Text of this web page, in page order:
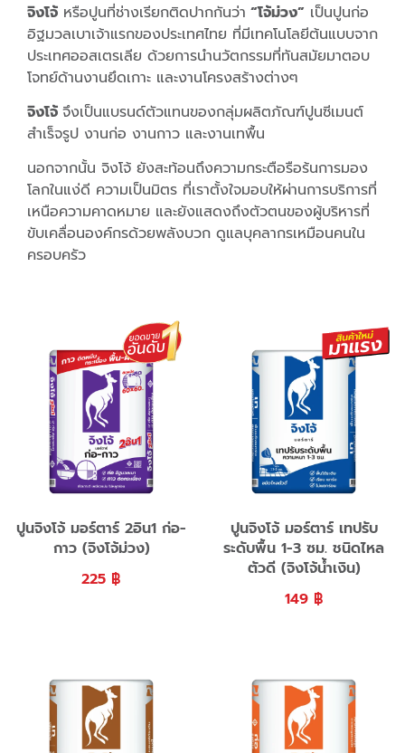
จิงโจ้ หรือปูนที่ช่างเรียกติดปากกันว่า “โจ้ม่วง” เป็นปูนก่อ
อิฐมวลเบาเจ้าแรกของประเทศไทย ที่มีเทคโนโลยีต้นแบบจาก
ประเทศออสเตรเลีย ด้วยการนำนวัตกรรมที่ทันสมัยมาตอบ
โจทย์ด้านงานยึดเกาะ และงานโครงสร้างต่างๆ
จิงโจ้ จึงเป็นแบรนด์ตัวแทนของกลุ่มผลิตภัณฑ์ปูนซีเมนต์
สำเร็จรูป งานก่อ งานกาว และงานเทพื้น
นอกจากนั้น จิงโจ้ ยังสะท้อนถึงความกระตือรือร้นการมอง
โลกในแง่ดี ความเป็นมิตร ที่เราตั้งใจมอบให้ผ่านการบริการที่
เหนือความคาดหมาย และยังแสดงถึงตัวตนของผู้บริหารที่
ขับเคลื่อนองค์กรด้วยพลังบวก ดูแลบุคลากรเหมือนคนใน
ครอบครัว
ปูนจิงโจ้ มอร์ตาร์ 2อิน1 ก่อ-
กาว (จิงโจ้ม่วง)
225 ฿
ปูนจิงโจ้ มอร์ตาร์ เทปรับ
ระดับพื้น 1-3 ซม. ชนิดไหล
ตัวดี (จิงโจ้น้ำเงิน)
149 ฿